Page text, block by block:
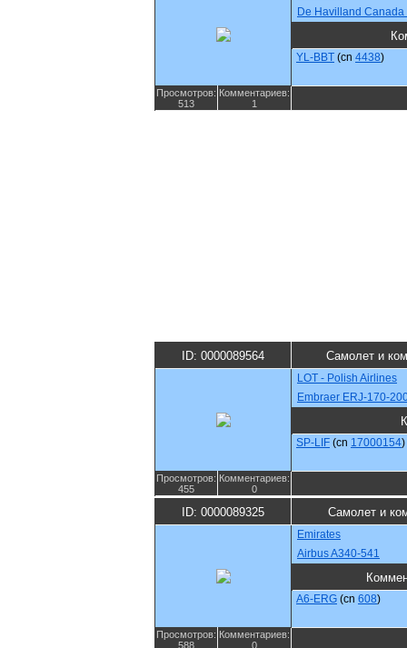
De Havilland
YL-BBT (cn 4438)
Просмотров:
513
Комментариев:
1
ID: 0000089564 Самолет и
LOT - Polish Airlines
Embraer ERJ-170-
SP-LIF (cn 17000154)
Просмотров:
455
Комментариев:
0
ID: 0000089325 Самолет и
Emirates
Airbus A340-541
A6-ERG (cn 608)
Просмотров:
588
Комментариев:
0